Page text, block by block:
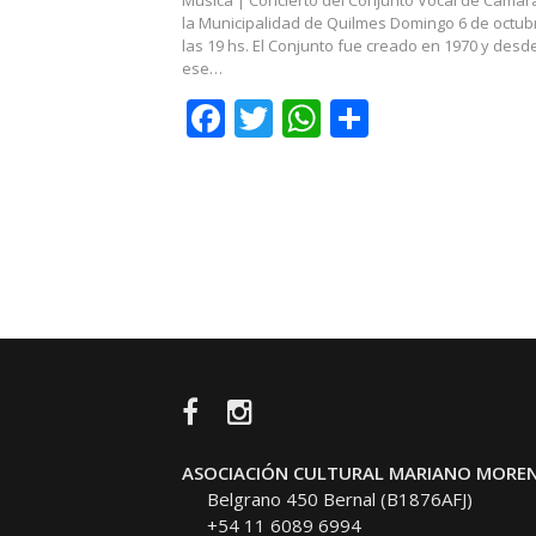
la Municipalidad de Quilmes Domingo 6 de
las 19 hs. El Conjunto fue creado en 1970 y
ese…
Facebook
TwitterWhatsApp
Facebook
ASOCIACIÓN CULTURAL MARIANO
Belgrano 450 Bernal (B1876AFJ)
+54 11 6089 6994